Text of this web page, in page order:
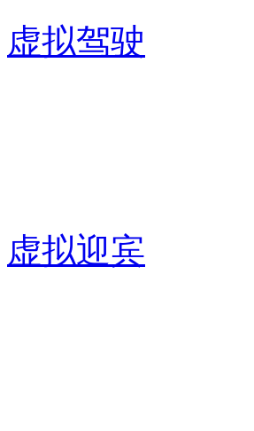
虚拟驾驶
虚拟迎宾